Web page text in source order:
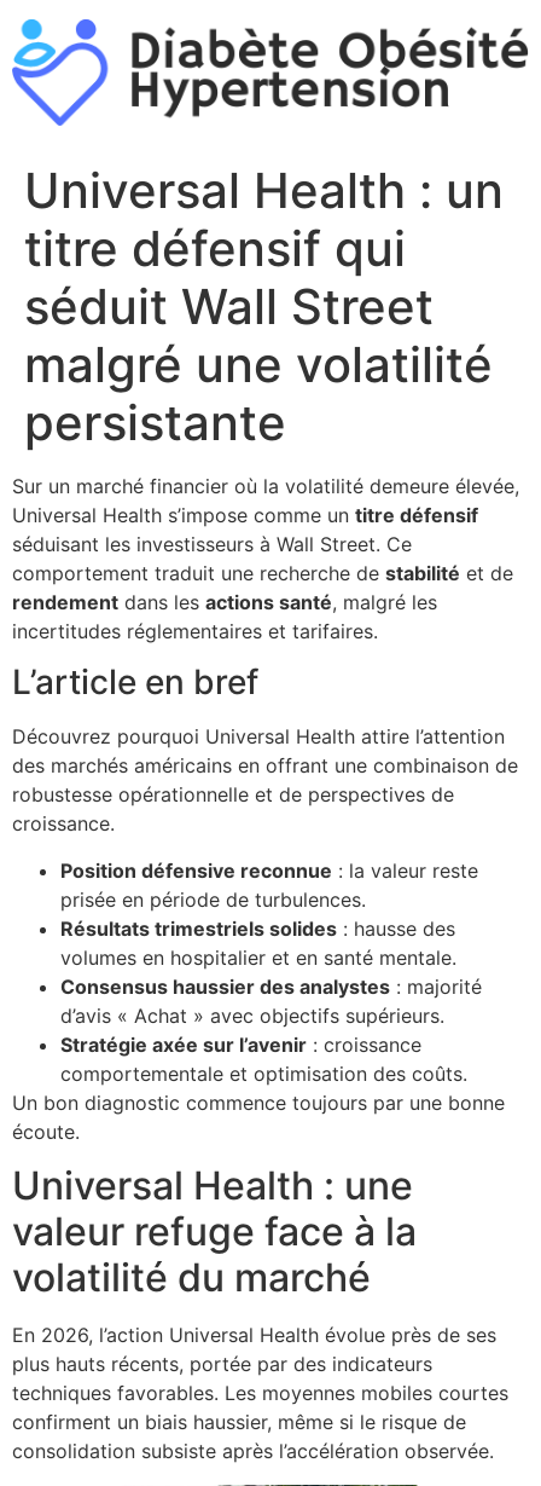
Aller
au
contenu
Universal Health : un
titre défensif qui
séduit Wall Street
malgré une volatilité
persistante
Sur un marché financier où la volatilité demeure élevée,
Universal Health s’impose comme un titre défensif
séduisant les investisseurs à Wall Street. Ce
comportement traduit une recherche de stabilité et de
rendement dans les actions santé, malgré les
incertitudes réglementaires et tarifaires.
L’article en bref
Découvrez pourquoi Universal Health attire l’attention
des marchés américains en offrant une combinaison de
robustesse opérationnelle et de perspectives de
croissance.
Position défensive reconnue : la valeur reste
prisée en période de turbulences.
Résultats trimestriels solides : hausse des
volumes en hospitalier et en santé mentale.
Consensus haussier des analystes : majorité
d’avis « Achat » avec objectifs supérieurs.
Stratégie axée sur l’avenir : croissance
comportementale et optimisation des coûts.
Un bon diagnostic commence toujours par une bonne
écoute.
Universal Health : une
valeur refuge face à la
volatilité du marché
En 2026, l’action Universal Health évolue près de ses
plus hauts récents, portée par des indicateurs
techniques favorables. Les moyennes mobiles courtes
confirment un biais haussier, même si le risque de
consolidation subsiste après l’accélération observée.